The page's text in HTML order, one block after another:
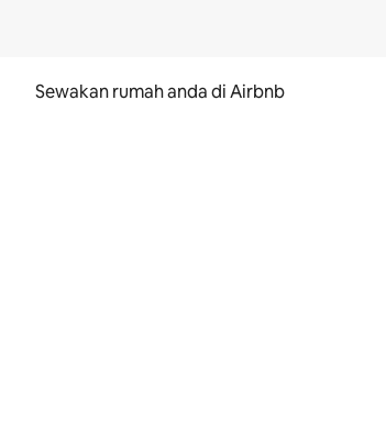
Sewakan rumah anda di Airbnb